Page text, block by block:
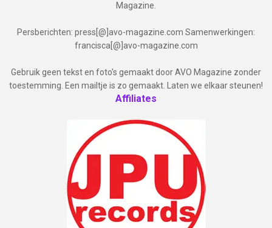
Magazine.
Persberichten: press[@]avo-magazine.com Samenwerkingen:
francisca[@]avo-magazine.com
Gebruik geen tekst en foto's gemaakt door AVO Magazine zonder
toestemming. Een mailtje is zo gemaakt. Laten we elkaar steunen!
Affiliates